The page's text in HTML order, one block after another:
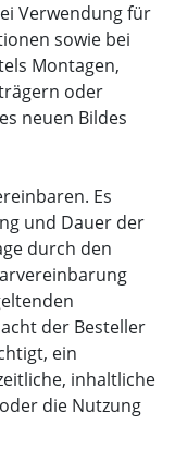
Verwendung für
sowie bei
Montagen,
oder
neuen Bildes
Es
und Dauer der
durch den
der Besteller
ein
inhaltliche
die Nutzung